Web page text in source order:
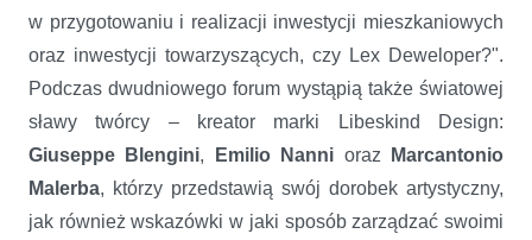
w przygotowaniu i realizacji inwestycji mieszkaniowych
oraz inwestycji towarzyszących, czy Lex Deweloper?".
Podczas dwudniowego forum wystąpią także światowej
sławy twórcy – kreator marki Libeskind Design:
Giuseppe Blengini, Emilio Nanni oraz
Marcantonio
Malerba, którzy przedstawią swój dorobek artystyczny,
jak również wskazówki w jaki sposób zarządzać swoimi